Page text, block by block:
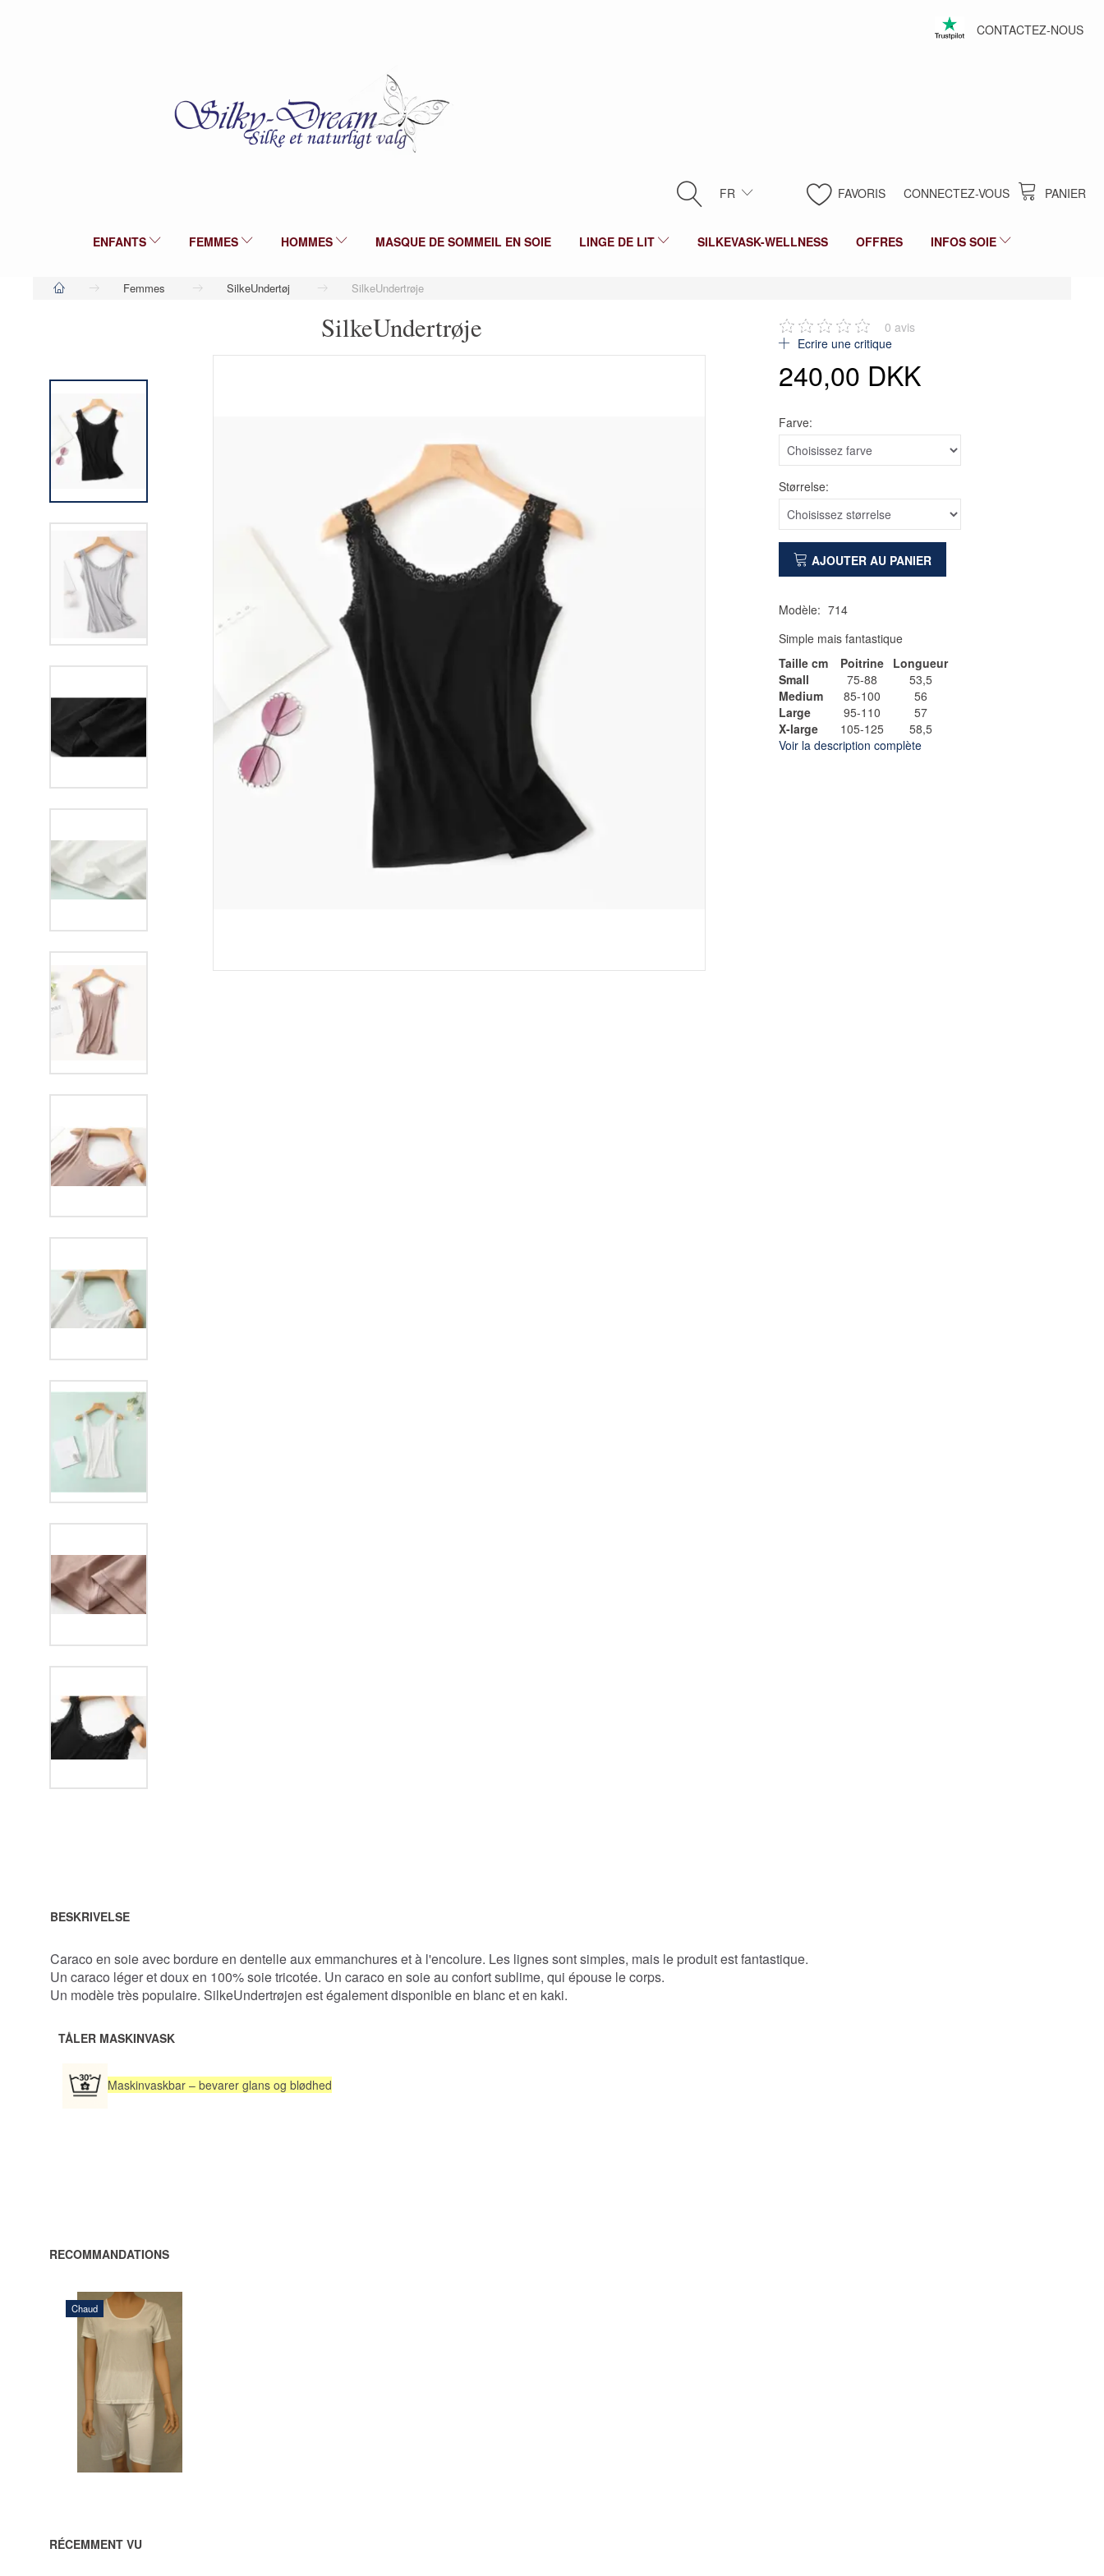
CONTACTEZ-NOUS
PANIER
FAVORIS CONNECTEZ-VOUS
FR
ENFANTS FEMMES HOMMES MASQUE DE SOMMEIL EN SOIE LINGE DE LIT SILKEVASK-WELLNESS OFFRES INFOS SOIE
Femmes SilkeUndertøj SilkeUndertrøje
SilkeUndertrøje 0 avis
Ecrire une critique
240,00 DKK
Farve:
Størrelse:
AJOUTER AU PANIER
Modèle: 714
Simple mais fantastique
Taille cm
Poitrine
Longueur
Small
75-88
53,5
Medium
85-100
56
Large
95-110
57
X-large
105-125
58,5
Voir la description complète
BESKRIVELSE
Caraco en soie avec bordure en dentelle aux emmanchures et à l'encolure. Les lignes sont simples, mais le produit est fantastique.
Un caraco léger et doux en 100% soie tricotée. Un caraco en soie au confort sublime, qui épouse le corps.
Un modèle très populaire. SilkeUndertrøjen est également disponible en blanc et en kaki.
TÅLER MASKINVASK
Maskinvaskbar – bevarer glans og blødhed
RECOMMANDATIONS
Chaud
480,00 DKK
AJOUTER
AU
PANIER
RÉCEMMENT VU